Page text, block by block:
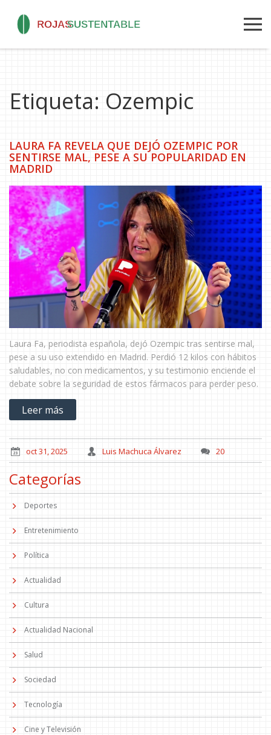
Etiqueta: Ozempic
LAURA FA REVELA QUE DEJÓ OZEMPIC POR
SENTIRSE MAL, PESE A SU POPULARIDAD EN
MADRID
Laura Fa, periodista española, dejó Ozempic tras sentirse mal,
pese a su uso extendido en Madrid. Perdió 12 kilos con hábitos
saludables, no con medicamentos, y su testimonio enciende el
debate sobre la seguridad de estos fármacos para perder peso.
Leer más
oct 31, 2025 Luis Machuca Álvarez 20
Categorías
Deportes
Entretenimiento
Política
Actualidad
Cultura
Actualidad Nacional
Salud
Sociedad
Tecnología
Cine y Televisión